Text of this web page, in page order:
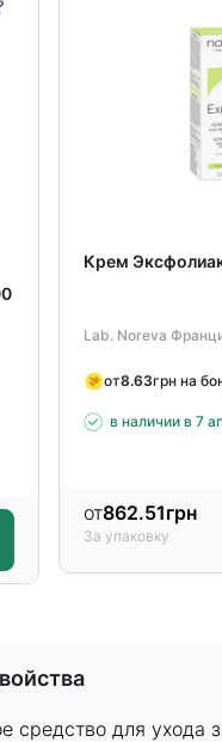
Крем
Lab. Noreva
от8.63грн на
в наличии в 7
от862.51грн
За упаковку
средство для